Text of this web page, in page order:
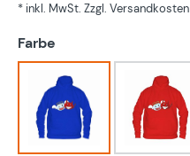
* inkl. MwSt. Zzgl. Versandkosten
Farbe
Blau rot